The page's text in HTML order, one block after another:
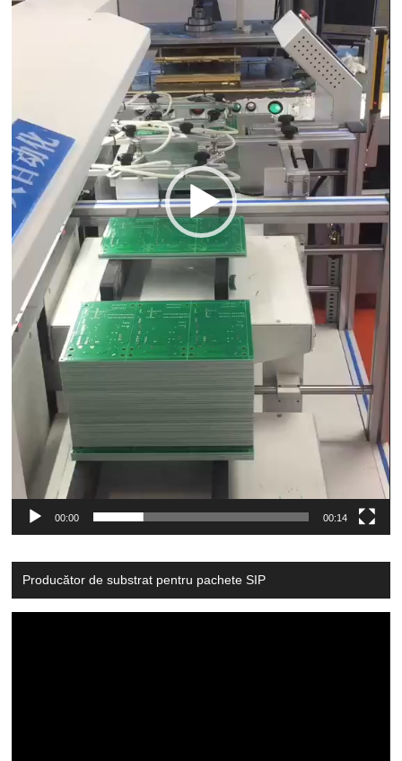
00:00 00:14
Producător de substrat pentru pachete SIP